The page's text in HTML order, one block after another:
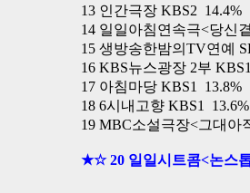
13 인간극장 KBS2 14.4%
14 일일아침연속극<당신
15 생방송한밤의TV연예
16 KBS뉴스광장 2부
17 아침마당 KBS1 13.8%
18 6시내고향 KBS1 13.6%
19 MBC소설극장<그대아
★☆ 20 일일시트콤<논스